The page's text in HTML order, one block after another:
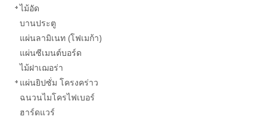
ไม้อัด
บานประตู
แผ่นลามิเนท (โฟเมก้า)
แผ่นซีเมนต์บอร์ด
ไม้ฝาเฌอร่า
แผ่นยิปซั่ม โครงคร่าว
ฉนวนไมโครไฟเบอร์
ฮาร์ดแวร์